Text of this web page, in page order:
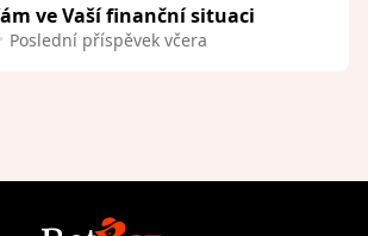
ve Vaší finanční situaci
Poslední příspěvek včera